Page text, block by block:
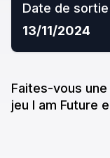
Date de sortie
13/11/2024
Faites-vous
jeu I am Future